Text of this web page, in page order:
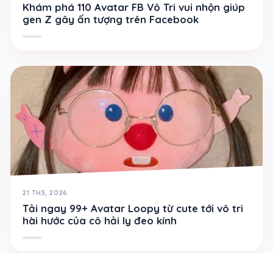
Khám phá 110 Avatar FB Vô Tri vui nhộn giúp
gen Z gây ấn tượng trên Facebook
21 TH3, 2026
Tải ngay 99+ Avatar Loopy từ cute tới vô tri
hài hước của cô hải ly đeo kính